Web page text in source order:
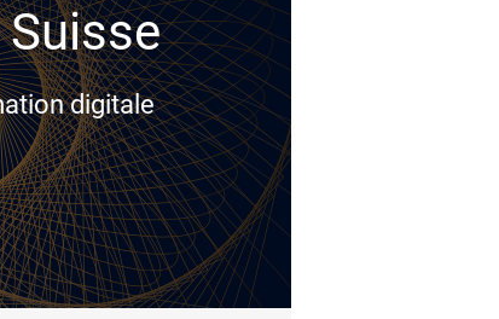
digitale